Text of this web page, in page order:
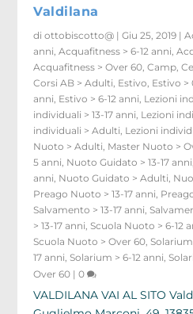
Valdilana
diottobiscotto@ |Giu 25, 2019 |
anni,Acquafitness > 6-12 anni,
Acquafitness > Over 60,Camp,
Corsi AB > Adulti, Estivo, Estivo >
anni, Estivo > 6-12 anni, Lezioni
individuali > 13-17 anni, Lezioni
individuali > Adulti, Lezioni
Nuoto > Adulti, Master Nuoto >
5 anni, Nuoto Guidato > 13-17 anni,
anni, Nuoto Guidato > Adulti,
Preago Nuoto > 13-17 anni,
Salvamento > 13-17 anni,
> 13-17 anni,Scuola Nuoto > 6-12
Scuola Nuoto > Over 60,
17 anni,Solarium > 6-12 anni,
Over 60 |0
VALDILANA VAI AL SITO